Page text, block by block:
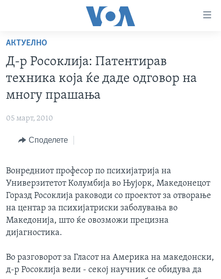
пристапност
Премини
на
главната
содржина
Премини
до
Пребарувај
РУБРИКИ
СВЕТ
ЕКОНОМИЈА
ЗДРАВЈЕ
НАУКА
УМЕТНОСТ И ЗАБАВА
ИНТЕРВЈУА
АРХИВИРАНА ПРОГРАМА
NEWSFLASH - АРХИВА
ИЗБОРИ ВО САД 2020 - АРХИВА
ЗА НАС
Learning English
НАКУСО...
Јазици
АКТУЕЛНО
Д-р Росоклија: Патентирав
техника која ќе даде одговор на
многу прашања
05 март, 2010
Споделете
Вонредниот професор по психијатрија на
Универзитетот Колумбија во Њујорк, Македонецот
Горазд Росоклија раководи со проектот за отворање
на центар за психијатриски заболувања во
Македонија, што ќе овозможи прецизна
дијагностика.
Во разговорот за Гласот на Америка на македонски,
д-р Росоклија вели - секој научник се обидува да